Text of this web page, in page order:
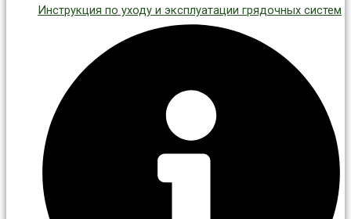
Инструкция по уходу и эксплуатации грядочных систем